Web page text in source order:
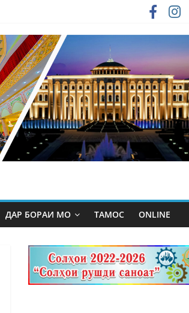
ДАР БОРАИ МО ТАМОС ONLINE